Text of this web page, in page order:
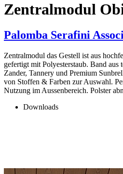
Zentralmodul
Palomba Serafini
Zentralmodul das Gestell ist aus
gefertigt mit Polyesterstaub. Band aus
Zander, Tannery und Premium
von Stoffen & Farben zur Auswahl.
Nutzung im Aussenbereich. Polster
Downloads